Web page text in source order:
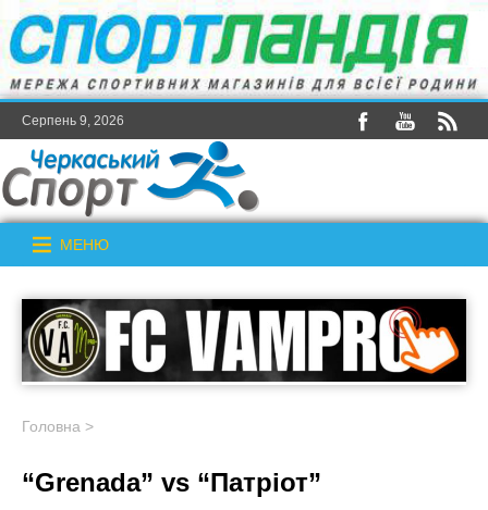
Серпень 9, 2026
МЕНЮ
Головна >
“Grenada” vs “Патріот”